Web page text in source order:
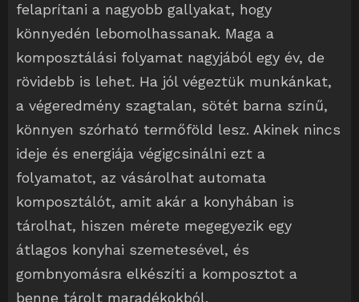
felaprítani a nagyobb gallyakat, hogy
könnyedén lebomolhassanak. Maga a
komposztálási folyamat nagyjából egy év, de
rövidebb is lehet. Ha jól végeztük munkánkat,
a végeredmény szagtalan, sötét barna színű,
könnyen szórható termőföld lesz. Akinek nincs
ideje és energiája végigcsinálni ezt a
folyamatot, az vásárolhat automata
komposztálót, amit akár a konyhában is
tárolhat, hiszen mérete megegyezik egy
átlagos konyhai szemetesével, és
gombnyomásra elkészíti a komposztot a
benne tárolt maradékokból.